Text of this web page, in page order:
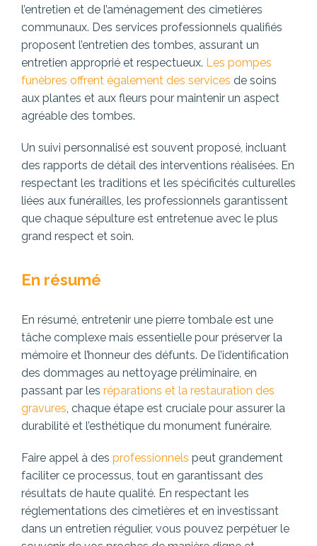
l’entretien et de l’aménagement des cimetières
communaux. Des services professionnels qualifiés
proposent l’entretien des tombes, assurant un
entretien approprié et respectueux. Les pompes
funèbres offrent également des services de soins
aux plantes et aux fleurs pour maintenir un aspect
agréable des tombes.
Un suivi personnalisé est souvent proposé, incluant
des rapports de détail des interventions réalisées. En
respectant les traditions et les spécificités culturelles
liées aux funérailles, les professionnels garantissent
que chaque sépulture est entretenue avec le plus
grand respect et soin.
En résumé
En résumé, entretenir une pierre tombale est une
tâche complexe mais essentielle pour préserver la
mémoire et l’honneur des défunts. De l’identification
des dommages au nettoyage préliminaire, en
passant par les réparations et la restauration des
gravures, chaque étape est cruciale pour assurer la
durabilité et l’esthétique du monument funéraire.
Faire appel à des professionnels peut grandement
faciliter ce processus, tout en garantissant des
résultats de haute qualité. En respectant les
réglementations des cimetières et en investissant
dans un entretien régulier, vous pouvez perpétuer le